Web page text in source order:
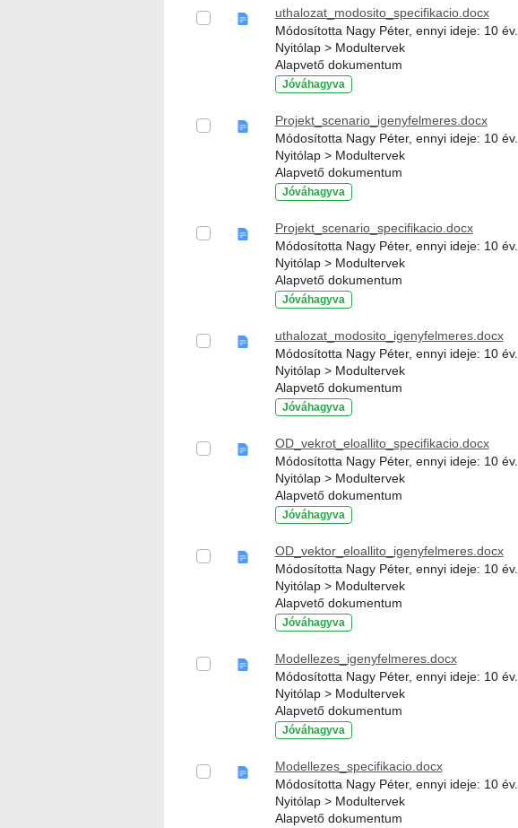
uthalozat_modosito_specifikacio.docx
Módosította Nagy Péter, ennyi ideje: 10 év.
Nyitólap > Modultervek
Alapvető dokumentum
Jóváhagyva
Projekt_scenario_igenyfelmeres.docx
Módosította Nagy Péter, ennyi ideje: 10 év.
Nyitólap > Modultervek
Alapvető dokumentum
Jóváhagyva
Projekt_scenario_specifikacio.docx
Módosította Nagy Péter, ennyi ideje: 10 év.
Nyitólap > Modultervek
Alapvető dokumentum
Jóváhagyva
uthalozat_modosito_igenyfelmeres.docx
Módosította Nagy Péter, ennyi ideje: 10 év.
Nyitólap > Modultervek
Alapvető dokumentum
Jóváhagyva
OD_vekrot_eloallito_specifikacio.docx
Módosította Nagy Péter, ennyi ideje: 10 év.
Nyitólap > Modultervek
Alapvető dokumentum
Jóváhagyva
OD_vektor_eloallito_igenyfelmeres.docx
Módosította Nagy Péter, ennyi ideje: 10 év.
Nyitólap > Modultervek
Alapvető dokumentum
Jóváhagyva
Modellezes_igenyfelmeres.docx
Módosította Nagy Péter, ennyi ideje: 10 év.
Nyitólap > Modultervek
Alapvető dokumentum
Jóváhagyva
Modellezes_specifikacio.docx
Módosította Nagy Péter, ennyi ideje: 10 év.
Nyitólap > Modultervek
Alapvető dokumentum